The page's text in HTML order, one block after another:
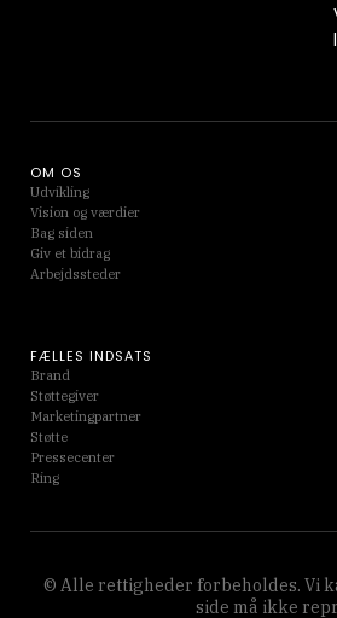
© Alle rettigheder forbeholdes. Vi
side må ikke
OM OS
Udvikling
Vision og værdier
Bag siden
Giv et bidrag
Arbejdssteder
FÆLLES INDSATS
Brand
Støttegiver
Marketingpartner
Støtte
Pressecenter
Ring